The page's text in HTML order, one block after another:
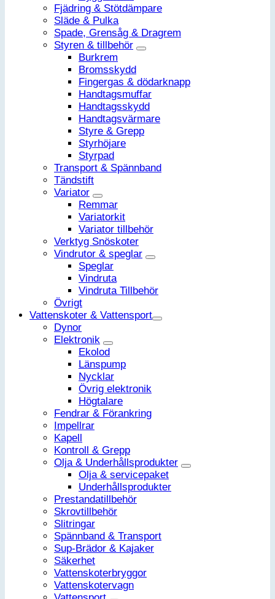
Fjädring & Stötdämpare
Släde & Pulka
Spade, Grensåg & Dragrem
Styren & tillbehör
Burkrem
Bromsskydd
Fingergas & dödarknapp
Handtagsmuffar
Handtagsskydd
Handtagsvärmare
Styre & Grepp
Styrhöjare
Styrpad
Transport & Spännband
Tändstift
Variator
Remmar
Variatorkit
Variator tillbehör
Verktyg Snöskoter
Vindrutor & speglar
Speglar
Vindruta
Vindruta Tillbehör
Övrigt
Vattenskoter & Vattensport
Dynor
Elektronik
Ekolod
Länspump
Nycklar
Övrig elektronik
Högtalare
Fendrar & Förankring
Impellrar
Kapell
Kontroll & Grepp
Olja & Underhållsprodukter
Olja & servicepaket
Underhållsprodukter
Prestandatillbehör
Skrovtillbehör
Slitringar
Spännband & Transport
Sup-Brädor & Kajaker
Säkerhet
Vattenskoterbryggor
Vattenskotervagn